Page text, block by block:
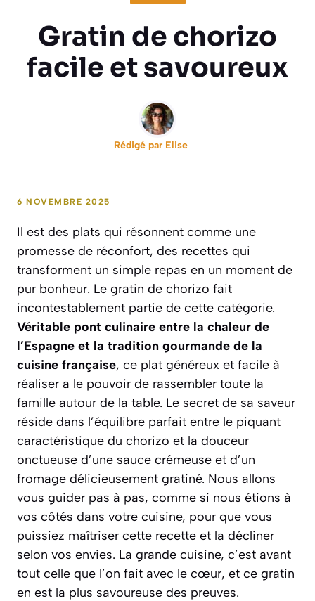
Gratin de chorizo
facile et savoureux
Rédigé par Elise
6 NOVEMBRE 2025
Il est des plats qui résonnent comme une
promesse de réconfort, des recettes qui
transforment un simple repas en un moment de
pur bonheur. Le gratin de chorizo fait
incontestablement partie de cette catégorie.
Véritable pont culinaire entre la chaleur de
l’Espagne et la tradition gourmande de la
cuisine française, ce plat généreux et facile à
réaliser a le pouvoir de rassembler toute la
famille autour de la table. Le secret de sa saveur
réside dans l’équilibre parfait entre le piquant
caractéristique du chorizo et la douceur
onctueuse d’une sauce crémeuse et d’un
fromage délicieusement gratiné. Nous allons
vous guider pas à pas, comme si nous étions à
vos côtés dans votre cuisine, pour que vous
puissiez maîtriser cette recette et la décliner
selon vos envies. La grande cuisine, c’est avant
tout celle que l’on fait avec le cœur, et ce gratin
en est la plus savoureuse des preuves.